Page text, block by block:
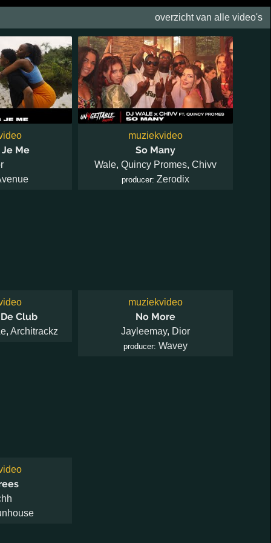
overzicht van alle video's
Me
muziekvideo
So Many
Wale, Quincy Promes, Chivv
producer: Zerodix
Club
,Architrackz
muziekvideo
No More
Jayleemay, Dior
producer: Wavey